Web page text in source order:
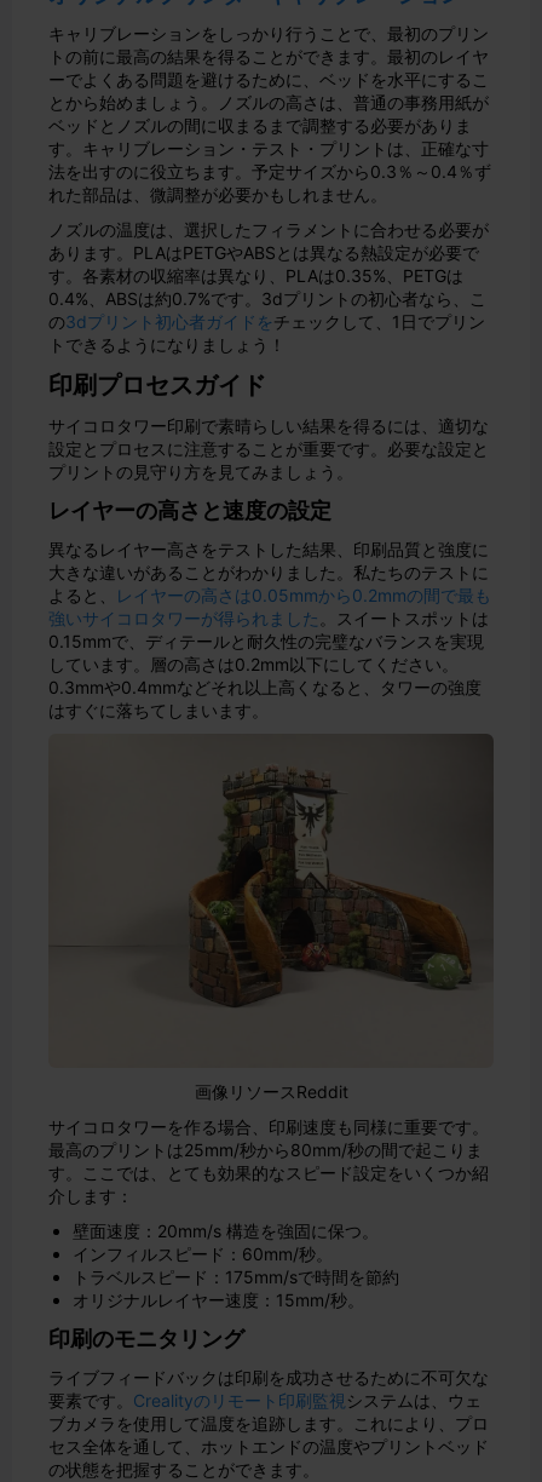
キャリブレーションをしっかり行うことで、最初のプリン
トの前に最高の結果を得ることができます。最初のレイヤ
ーでよくある問題を避けるために、ベッドを水平にするこ
とから始めましょう。ノズルの高さは、普通の事務用紙が
ベッドとノズルの間に収まるまで調整する必要がありま
す。キャリブレーション・テスト・プリントは、正確な寸
法を出すのに役立ちます。予定サイズから0.3％～0.4％ず
れた部品は、微調整が必要かもしれません。
ノズルの温度は、選択したフィラメントに合わせる必要が
あります。PLAはPETGやABSとは異なる熱設定が必要で
す。各素材の収縮率は異なり、PLAは0.35%、PETGは
0.4%、ABSは約0.7%です。3dプリントの初心者なら、こ
の3dプリント初心者ガイドをチェックして、1日でプリン
トできるようになりましょう！
印刷プロセスガイド
サイコロタワー印刷で素晴らしい結果を得るには、適切な
設定とプロセスに注意することが重要です。必要な設定と
プリントの見守り方を見てみましょう。
レイヤーの高さと速度の設定
異なるレイヤー高さをテストした結果、印刷品質と強度に
大きな違いがあることがわかりました。私たちのテストに
よると、
レイヤーの高さは0.05mmから0.2mmの間で最も
強いサイコロタワーが得られました 。スイートスポットは
0.15mmで、ディテールと耐久性の完璧なバランスを実現
しています。層の高さは0.2mm以下にしてください。
0.3mmや0.4mmなどそれ以上高くなると、タワーの強度
はすぐに落ちてしまいます。
画像リソースReddit
サイコロタワーを作る場合、印刷速度も同様に重要です。
最高のプリントは25mm/秒から80mm/秒の間で起こりま
す。ここでは、とても効果的なスピード設定をいくつか紹
介します：
壁面速度：20mm/s 構造を強固に保つ。
インフィルスピード：60mm/秒。
トラベルスピード：175mm/sで時間を節約
オリジナルレイヤー速度：15mm/秒。
印刷のモニタリング
ライブフィードバックは印刷を成功させるために不可欠な
要素です。 Crealityのリモート印刷監視 システムは、ウェ
ブカメラを使用して温度を追跡します。これにより、プロ
セス全体を通して、ホットエンドの温度やプリントベッド
の状態を把握することができます。